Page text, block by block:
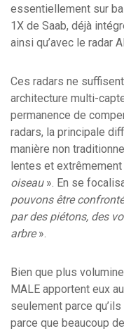
essentiellement sur
1X de Saab, déjà
ainsi qu’avec le radar
Ces radars ne
architecture multi-
permanence de
radars, la principale
manière non
lentes et
oiseau». En se
pouvons être
par des piétons, des
arbre».
Bien que plus
MALE apportent eux
seulement parce
parce que beaucoup